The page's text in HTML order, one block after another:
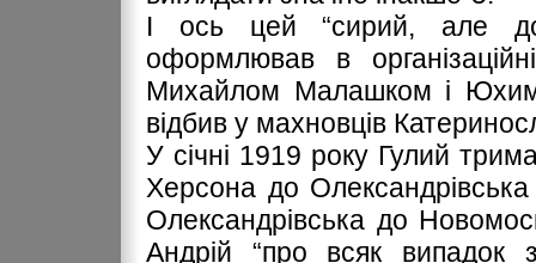
І ось цей “сирий, але
оформлював в
Михайлом Малашком і
відбив у махновців
У січні 1919 року Гулий
Херсона до
Олександрівська до
Андрій “про всяк випадок